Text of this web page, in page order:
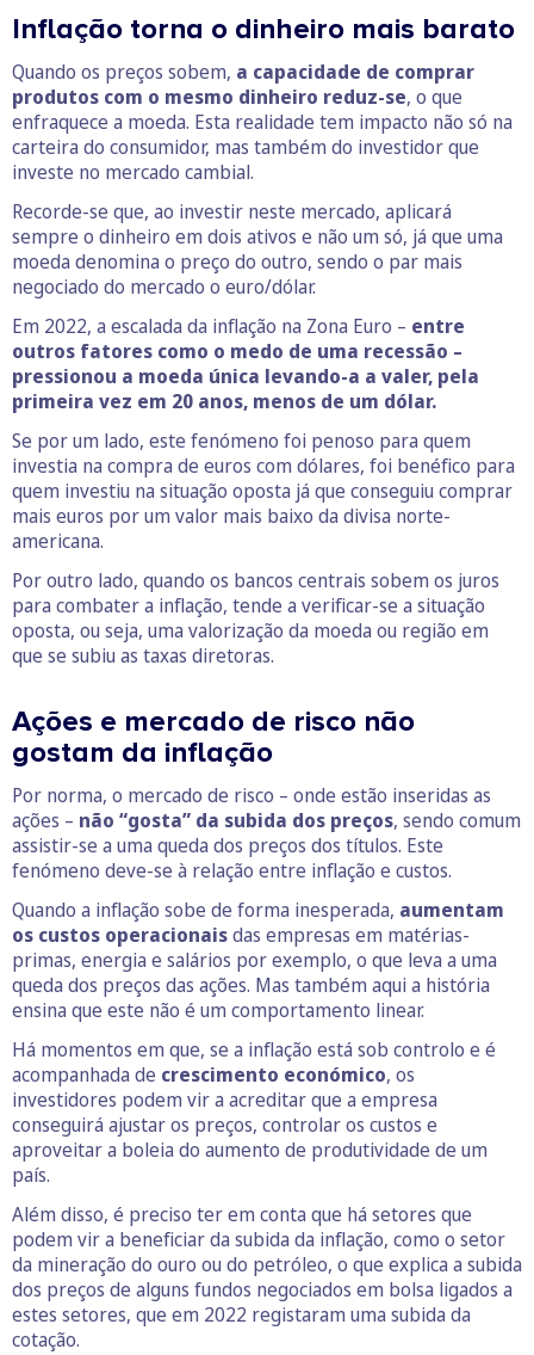
Inflação torna o dinheiro mais barato
Quando os preços sobem, a capacidade de comprar
produtos com o mesmo dinheiro reduz-se, o que
enfraquece a moeda. Esta realidade tem impacto não só na
carteira do consumidor, mas também do investidor que
investe no mercado cambial.
Recorde-se que, ao investir neste mercado, aplicará
sempre o dinheiro em dois ativos e não um só, já que uma
moeda denomina o preço do outro, sendo o par mais
negociado do mercado o euro/dólar.
Em 2022, a escalada da inflação na Zona Euro – entre
outros fatores como o medo de uma recessão –
pressionou a moeda única levando-a a valer, pela
primeira vez em 20 anos, menos de um dólar.
Se por um lado, este fenómeno foi penoso para quem
investia na compra de euros com dólares, foi benéfico para
quem investiu na situação oposta já que conseguiu comprar
mais euros por um valor mais baixo da divisa norte-
americana.
Por outro lado, quando os bancos centrais sobem os juros
para combater a inflação, tende a verificar-se a situação
oposta, ou seja, uma valorização da moeda ou região em
que se subiu as taxas diretoras.
Ações e mercado de risco não
gostam da inflação
Por norma, o mercado de risco – onde estão inseridas as
ações – não “gosta” da subida dos preços, sendo comum
assistir-se a uma queda dos preços dos títulos. Este
fenómeno deve-se à relação entre inflação e custos.
Quando a inflação sobe de forma inesperada, aumentam
os custos operacionaisdas empresas em matérias-
primas, energia e salários por exemplo, o que leva a uma
queda dos preços das ações. Mas também aqui a história
ensina que este não é um comportamento linear.
Há momentos em que, se a inflação está sob controlo e é
acompanhada de crescimento económico, os
investidores podem vir a acreditar que a empresa
conseguirá ajustar os preços, controlar os custos e
aproveitar a boleia do aumento de produtividade de um
país.
Além disso, é preciso ter em conta que há setores que
podem vir a beneficiar da subida da inflação, como o setor
da mineração do ouro ou do petróleo, o que explica a subida
dos preços de alguns fundos negociados em bolsa ligados a
estes setores, que em 2022 registaram uma subida da
cotação.